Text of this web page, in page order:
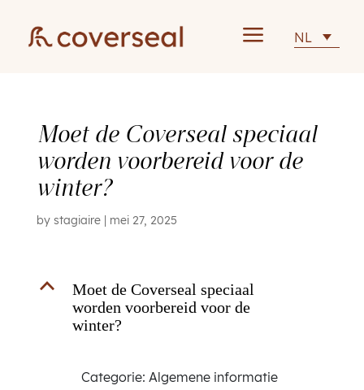
a NL
Moet de Coverseal speciaal
worden voorbereid voor de
winter?
by stagiaire| mei 27, 2025
B
Moet de Coverseal speciaal
worden voorbereid voor de
winter?
Categorie: Algemene informatie